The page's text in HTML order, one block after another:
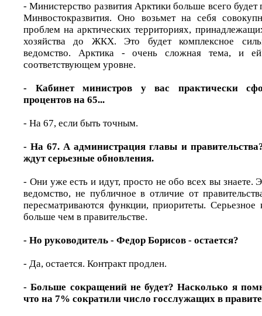
- Министерство развития Арктики больше всего
Минвостокразвития. Оно возьмет на себя
проблем на арктических территориях,
хозяйства до ЖКХ. Это будет комплексное
ведомство. Арктика - очень сложная тема, и
соответствующем уровне.
- Кабинет министров у вас практически
процентов на 65...
- На 67, если быть точным.
- На 67. А администрация главы и
ждут серьезные обновления.
- Они уже есть и идут, просто не обо всех вы знаете.
ведомство, не публичное в отличие от
пересматриваются функции, приоритеты. Серьезное
больше чем в правительстве.
- Но руководитель - Федор Борисов - остается?
- Да, остается. Контракт продлен.
- Больше сокращений не будет? Насколько я
что на 7% сократили число госслужащих в